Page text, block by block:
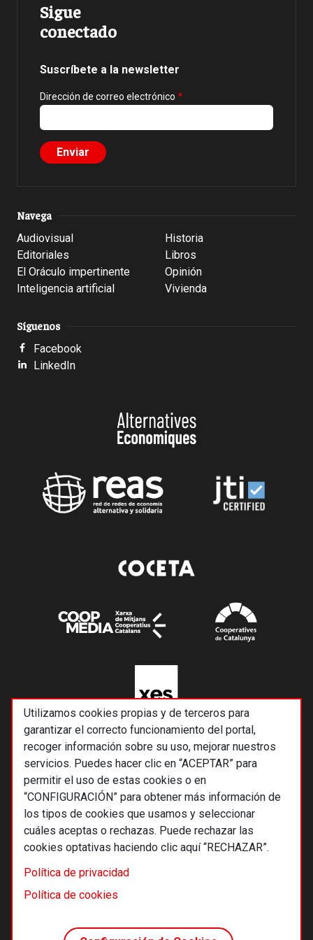
Utilizamos cookies propias y de terceros para
garantizar el correcto funcionamiento del portal,
recoger información sobre su uso, mejorar nuestros
servicios. Puedes hacer clic en “ACEPTAR” para
permitir el uso de estas cookies o en
“CONFIGURACIÓN” para obtener más información de
los tipos de cookies que usamos y seleccionar
cuáles aceptas o rechazas. Puede rechazar las
cookies optativas haciendo clic aquí “RECHAZAR”.
Política de privacidad
Política de cookies
Sigue
conectado
Suscríbete a la newsletter
Dirección de correo electrónico
Navega
Audiovisual
Editoriales
El Oráculo impertinente
Inteligencia artificial
Historia
Libros
Opinión
Vivienda
Síguenos
Facebook
LinkedIn
© 2026 Alternativas económicas SCCL
Footer
Términos y condiciones de uso
Política de cookies